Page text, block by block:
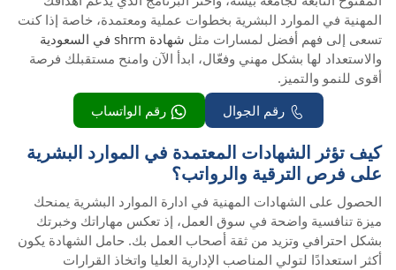
المهنية في الموارد البشرية بخطوات عملية ومعتمدة، خاصة إذا كنت
تسعى إلى فهم أفضل لمسارات مثل شهادة shrm في السعودية
والاستعداد لها بشكل مهني وفعّال، ابدأ الآن وامنح مستقبلك فرصة
أقوى للنمو والتميز.
رقم الجوال
رقم الواتساب
كيف تؤثر الشهادات المعتمدة في الموارد البشرية
على فرص الترقية والرواتب؟
الحصول على الشهادات المهنية في ادارة الموارد البشرية يمنحك
ميزة تنافسية واضحة في سوق العمل، إذ تعكس مهاراتك وخبرتك
بشكل احترافي وتزيد من ثقة أصحاب العمل بك. حامل الشهادة يكون
أكثر استعدادًا لتولي المناصب الإدارية العليا واتخاذ القرارات